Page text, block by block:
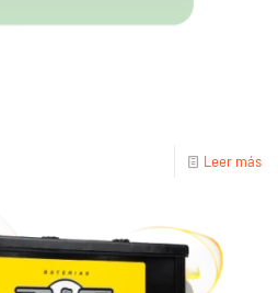
Leer más